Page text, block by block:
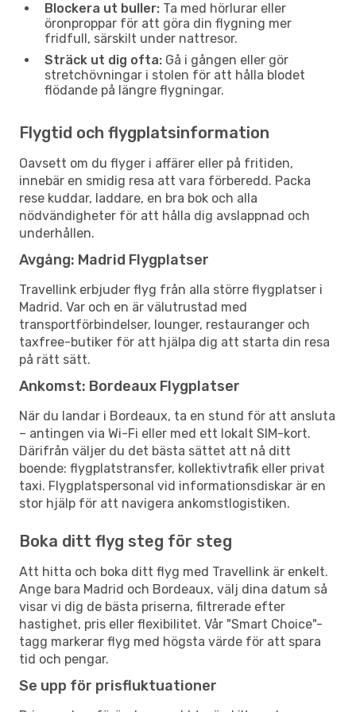
Blockera ut buller: Ta med hörlurar eller
öronproppar för att göra din flygning mer
fridfull, särskilt under nattresor.
Sträck ut dig ofta: Gå i gången eller gör
stretchövningar i stolen för att hålla blodet
flödande på längre flygningar.
Flygtid och flygplatsinformation
Oavsett om du flyger i affärer eller på fritiden,
innebär en smidig resa att vara förberedd. Packa
rese kuddar, laddare, en bra bok och alla
nödvändigheter för att hålla dig avslappnad och
underhållen.
Avgång: Madrid Flygplatser
Travellink erbjuder flyg från alla större flygplatser i
Madrid. Var och en är välutrustad med
transportförbindelser, lounger, restauranger och
taxfree-butiker för att hjälpa dig att starta din resa
på rätt sätt.
Ankomst: Bordeaux Flygplatser
När du landar i Bordeaux, ta en stund för att ansluta
– antingen via Wi-Fi eller med ett lokalt SIM-kort.
Därifrån väljer du det bästa sättet att nå ditt
boende: flygplatstransfer, kollektivtrafik eller privat
taxi. Flygplatspersonal vid informationsdiskar är en
stor hjälp för att navigera ankomstlogistiken.
Boka ditt flyg steg för steg
Att hitta och boka ditt flyg med Travellink är enkelt.
Ange bara Madrid och Bordeaux, välj dina datum så
visar vi dig de bästa priserna, filtrerade efter
hastighet, pris eller flexibilitet. Vår "Smart Choice"-
tagg markerar flyg med högsta värde för att spara
tid och pengar.
Se upp för prisfluktuationer